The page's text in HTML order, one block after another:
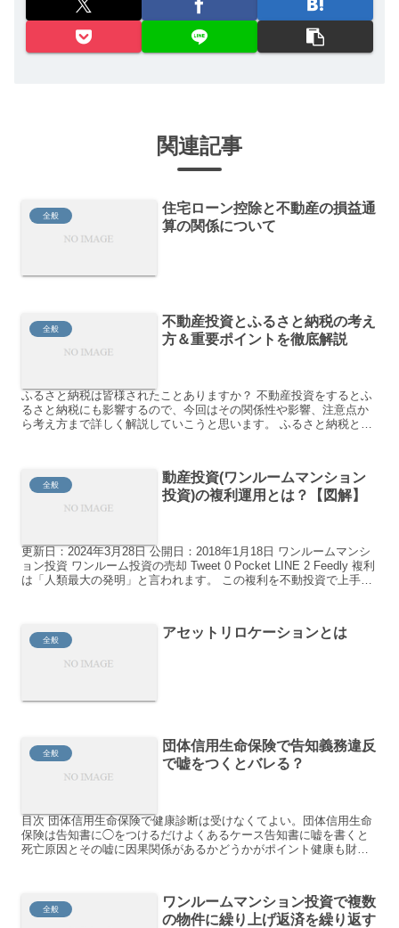
関連記事
全般
住宅ローン控除と不動産の損益通
算の関係について
全般
不動産投資とふるさと納税の考え
方＆重要ポイントを徹底解説
ふるさと納税は皆様されたことありますか？ 不動産投資をするとふ
るさと納税にも影響するので、今回はその関係性や影響、注意点か
ら考え方まで詳しく解説していこうと思います。 ふるさと納税と
全般
動産投資(ワンルームマンション
投資)の複利運用とは？【図解】
更新日：2024年3月28日 公開日：2018年1月18日 ワンルームマンシ
ョン投資 ワンルーム投資の売却 Tweet 0 Pocket LINE 2 Feedly 複利
は「人類最大の発明」と言われます。 この複利を不動投資で上手く
全般 アセットリロケーションとは
全般
団体信用生命保険で告知義務違反
で嘘をつくとバレる？
目次 団体信用生命保険で健康診断は受けなくてよい。団体信用生命
保険は告知書に◯をつけるだけよくあるケース告知書に嘘を書くと
死亡原因とその嘘に因果関係があるかどうかがポイント健康も財産
全般
ワンルームマンション投資で複数
の物件に繰り上げ返済を繰り返す